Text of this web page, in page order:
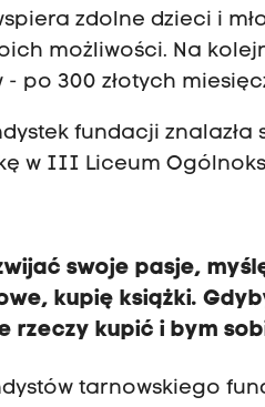
zdolne dzieci i
możliwości. Na
- po 300 złotych
fundacji znalazła
w III Liceum
swoje pasje,
kupię książki.
rzeczy kupić i bym
tarnowskiego